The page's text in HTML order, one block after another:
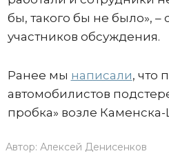
бы, такого бы не было», –
участников обсуждения.
Ранее мы написали, что
автомобилистов
пробка» возле
Автор: Алексей Денисенков